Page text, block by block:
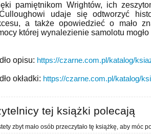
pamiętnikom Wrightów, ich
udaje się odtworzyć
a także opowiedzieć o mało
której wynalezienie samolotu
opisu: https://czarne.com.pl/katalog/
okładki: https://czarne.com.pl/katalog/
tej książki polecają
zbyt mało osób przeczytało tę książkę, aby móc